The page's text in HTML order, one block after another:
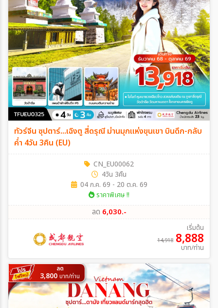
ทัวร์จีน ซุปตาร์...เฉิงตู สี่ดรุณี ม่านมุกแห่งขุนเขา บินดึก-กลับ
ค่ำ 4วัน 3คืน (EU)
CN_EU00062
4วัน 3คืน
04 ก.ค. 69 - 20 ต.ค. 69
ราคาพิเศษ !!
ลด 6,030.-
เริ่มต้น
14,918 8,888
บาท/ท่าน
ลด
3,800 บาท/ท่าน